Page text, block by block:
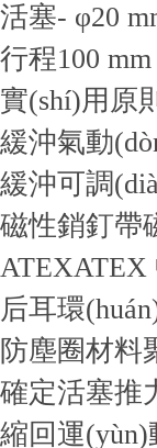
活塞- φ20
行程100 mm
實(shí)用原
緩沖氣動
緩沖可調
磁性銷釘帶
ATEXATEX
后耳環
防塵圈材料
確定活塞推
縮回運(yùn)